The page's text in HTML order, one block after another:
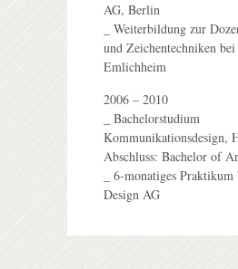
AG, Berlin
_ Weiterbildung zur
und Zeichentechniken
Emlichheim
2006 – 2010
_ Bachelorstudium
Kommunikationsdesign,
Abschluss: Bachelor of
_ 6-monatiges
Design AG